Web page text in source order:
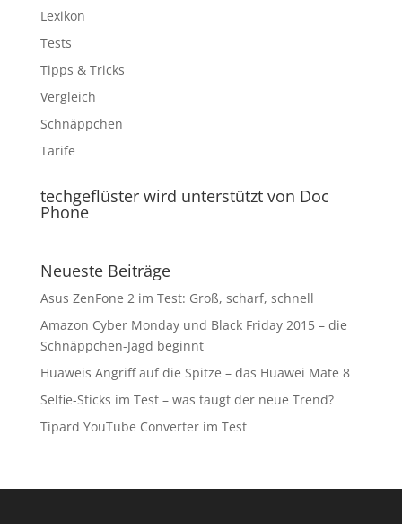
Lexikon
Tests
Tipps & Tricks
Vergleich
Schnäppchen
Tarife
techgeflüster wird unterstützt von Doc
Phone
Neueste Beiträge
Asus ZenFone 2 im Test: Groß, scharf, schnell
Amazon Cyber Monday und Black Friday 2015 – die
Schnäppchen-Jagd beginnt
Huaweis Angriff auf die Spitze – das Huawei Mate 8
Selfie-Sticks im Test – was taugt der neue Trend?
Tipard YouTube Converter im Test